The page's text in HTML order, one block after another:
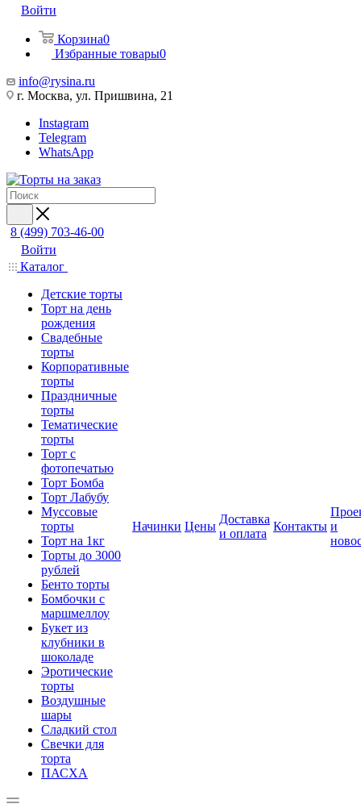
Войти
Корзина0
Избранные товары0
info@rysina.ru
г. Москва, ул. Пришвина, 21
Instagram
Telegram
WhatsApp
8 (499) 703-46-00
Войти
Каталог
Детские торты
Торт на день
рождения
Свадебные
торты
Корпоративные
торты
Праздничные
торты
Тематические
торты
Торт с
фотопечатью
Торт Бомба
Торт Лабубу
Муссовые
торты
Торт на 1кг
Торты до 3000
рублей
Бенто торты
Бомбочки с
маршмеллоу
Букет из
клубники в
шоколаде
Эротические
торты
Воздушные
шары
Сладкий стол
Свечки для
торта
ПАСХА
Начинки Цены
Доставка
и оплата
Контакты и